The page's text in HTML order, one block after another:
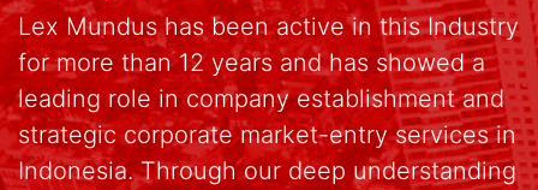
Lex Mundus has been active in this Industry
for more than 12 years and has showed a
leading role in company establishment and
strategic corporate market-entry services in
Indonesia. Through our deep understanding